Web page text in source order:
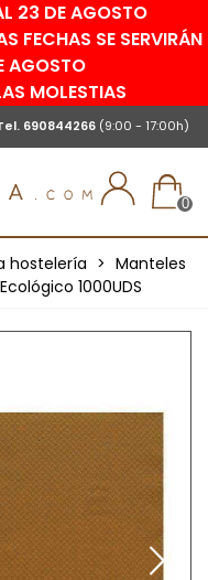
23 DE AGOSTO
FECHAS SE SERVIRÁN
AGOSTO
MOLESTIAS
690844266 (9:00 - 17:00h)
0
hostelería > Manteles
1000UDS